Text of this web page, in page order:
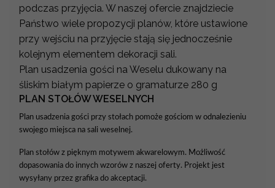
podczas przyjęcia. W naszej ofercie znajdziecie
Państwo wiele propozycji planów, które ustawione
przy wejściu na przyjęcie stają się jednocześnie
kolejnym elementem dekoracji sali.
Plan usadzenia gości na Weselu dukowany na
śliskim białym papierze o gramaturze 280 g
PLAN STOŁÓW WESELNYCH
Plan usadzenia gości przy stołach pomoże gościom w odnalezieniu
swojego miejsca na sali weselnej.
Plan stołów z pięknym motywem akwarelowym. Możliwość
dopasowania do innych wzorów z naszej oferty. Projekt jest
wysyłany przez grafika do akceptacji.